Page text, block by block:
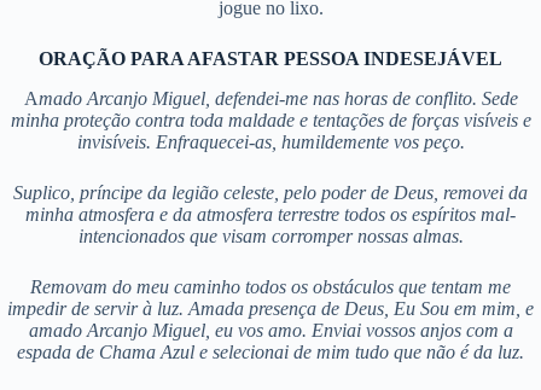
jogue no lixo.
ORAÇÃO PARA AFASTAR PESSOA INDESEJÁVEL
Amado Arcanjo Miguel, defendei-me nas horas de conflito. Sede
minha proteção contra toda maldade e tentações de forças visíveis e
invisíveis. Enfraquecei-as, humildemente vos peço.
Suplico, príncipe da legião celeste, pelo poder de Deus, removei da
minha atmosfera e da atmosfera terrestre todos os espíritos mal-
intencionados que visam corromper nossas almas.
Removam do meu caminho todos os obstáculos que tentam me
impedir de servir à luz. Amada presença de Deus, Eu Sou em mim, e
amado Arcanjo Miguel, eu vos amo. Enviai vossos anjos com a
espada de Chama Azul e selecionai de mim tudo que não é da luz.